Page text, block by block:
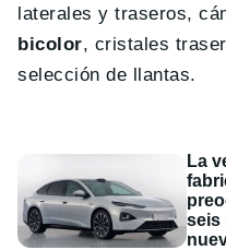
laterales y traseros,
bicolor, cristales
selección de llantas.
La
seis